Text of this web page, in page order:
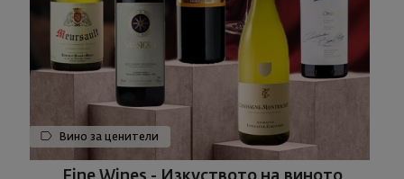
Вино за ценители